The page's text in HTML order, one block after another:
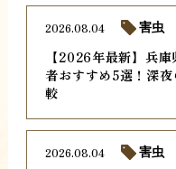
【2026年最新】兵
者おすすめ5選！深
較
2026.08.04 害虫
2026.08.04 害虫